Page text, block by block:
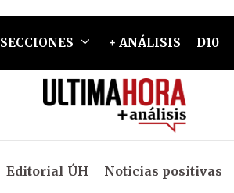
SECCIONES + ANÁLISIS D10
Editorial ÚH Noticias positivas